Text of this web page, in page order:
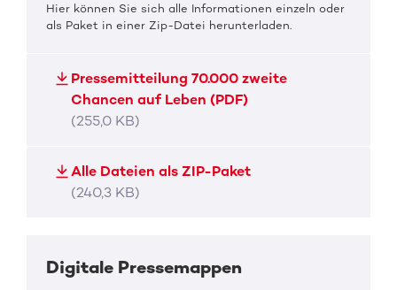
Hier können Sie sich alle Informationen einzeln oder
als Paket in einer Zip-Datei herunterladen.
Pressemitteilung 70.000 zweite
Chancen auf Leben (PDF)
(255,0 KB)
Alle Dateien als ZIP-Paket
(240,3 KB)
Digitale Pressemappen